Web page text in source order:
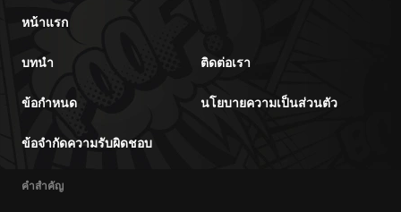
หน้าแรก
บทนำ ติดต่อเรา
ข้อกำหนด นโยบายความเป็นส่วนตัว
ข้อจำกัดความรับผิดชอบ
คำสำคัญ